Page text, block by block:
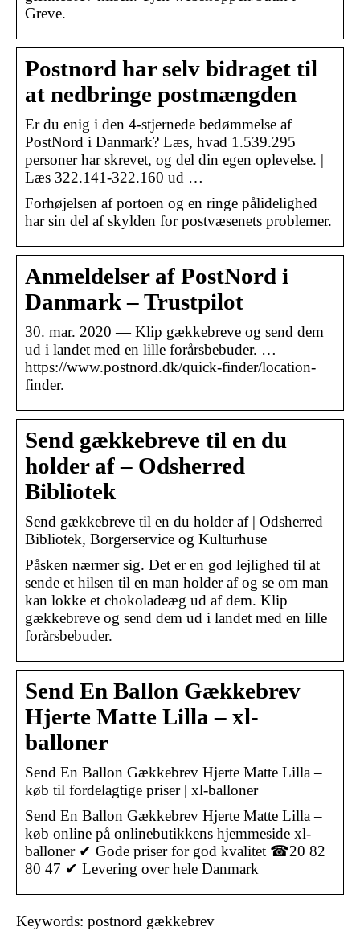
Greve.
Postnord har selv bidraget til
at nedbringe postmængden
Er du enig i den 4-stjernede bedømmelse af
PostNord i Danmark? Læs, hvad 1.539.295
personer har skrevet, og del din egen oplevelse. |
Læs 322.141-322.160 ud …
Forhøjelsen af portoen og en ringe pålidelighed
har sin del af skylden for postvæsenets problemer.
Anmeldelser af PostNord i
Danmark – Trustpilot
30. mar. 2020 — Klip gækkebreve og send dem
ud i landet med en lille forårsbebuder. …
https://www.postnord.dk/quick-finder/location-
finder.
Send gækkebreve til en du
holder af – Odsherred
Bibliotek
Send gækkebreve til en du holder af | Odsherred
Bibliotek, Borgerservice og Kulturhuse
Påsken nærmer sig. Det er en god lejlighed til at
sende et hilsen til en man holder af og se om man
kan lokke et chokoladeæg ud af dem. Klip
gækkebreve og send dem ud i landet med en lille
forårsbebuder.
Send En Ballon Gækkebrev
Hjerte Matte Lilla – xl-
balloner
Send En Ballon Gækkebrev Hjerte Matte Lilla –
køb til fordelagtige priser | xl-balloner
Send En Ballon Gækkebrev Hjerte Matte Lilla –
køb online på onlinebutikkens hjemmeside xl-
balloner ✔ Gode ​​priser for god kvalitet ☎20 82
80 47 ✔ Levering over hele Danmark
Keywords: postnord gækkebrev